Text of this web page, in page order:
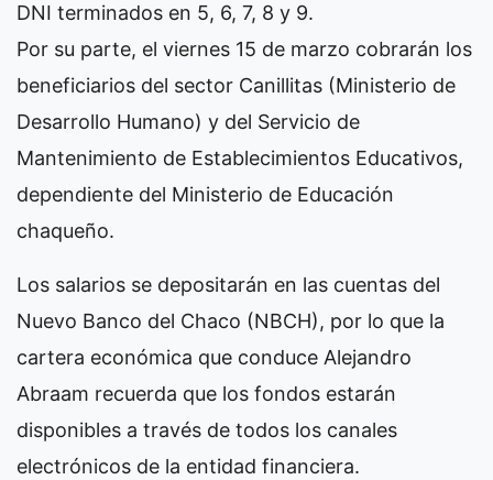
DNI terminados en 5, 6, 7, 8 y 9.
Por su parte, el viernes 15 de marzo cobrarán los
beneficiarios del sector Canillitas (Ministerio de
Desarrollo Humano) y del Servicio de
Mantenimiento de Establecimientos Educativos,
dependiente del Ministerio de Educación
chaqueño.
Los salarios se depositarán en las cuentas del
Nuevo Banco del Chaco (NBCH), por lo que la
cartera económica que conduce Alejandro
Abraam recuerda que los fondos estarán
disponibles a través de todos los canales
electrónicos de la entidad financiera.